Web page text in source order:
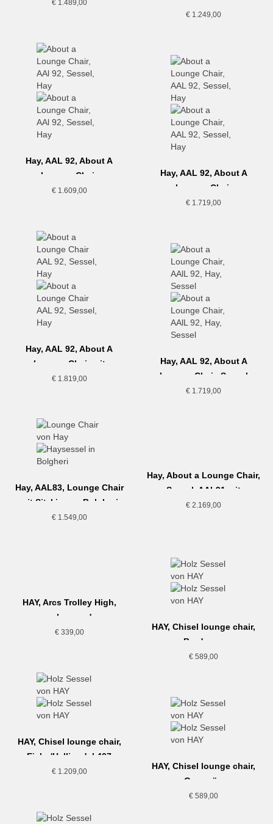
€1.489,00
€ 1.249,00
Hay, AAL 92, About A
Lounge Chair
€1.609,00
Hay, AAL 92, About A
Lounge Chair
€ 1.719,00
Hay, AAL 92, About A
Lounge Chair mit
Sitzkissen
€1.819,00
Hay, AAL 92, About A
Lounge Chair, Sessel
€ 1.719,00
Hay, AAL83, Lounge Chair
mit Sitzkissen, Bolgheri
€1.549,00
Hay, About a Lounge Chair,
Sessel, AAL91 mit
Sitzkissen
€ 2.169,00
HAY, Arcs Trolley High,
auburn red
€339,00
HAY, Chisel lounge chair,
Bordeaux
€ 589,00
HAY, Chisel lounge chair,
Eiche/Hallingdal 407
€1.209,00
HAY, Chisel lounge chair,
Grasgrün
€ 589,00